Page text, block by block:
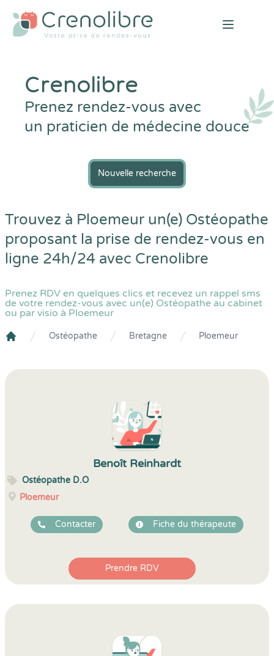
Open
Crenolibre
Prenez rendez-vous avec
un praticien de médecine douce
Nouvelle recherche
Trouvez à Ploemeur un(e) Ostéopathe
proposant la prise de rendez-vous en
ligne 24h/24 avec Crenolibre
Prenez RDV en quelques clics et recevez un rappel sms
de votre rendez-vous avec un(e) Ostéopathe au cabinet
ou par visio à Ploemeur
Ostéopathe Bretagne Ploemeur
Benoît Reinhardt
Ostéopathe D.O
Ploemeur
Contacter Fiche du thérapeute
Prendre RDV